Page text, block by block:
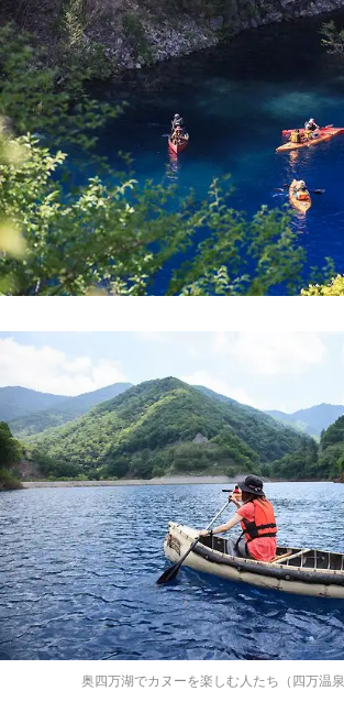
奥四万湖でカヌーを楽しむ人たち（四万温泉